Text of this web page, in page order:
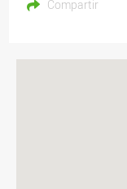
Compartir